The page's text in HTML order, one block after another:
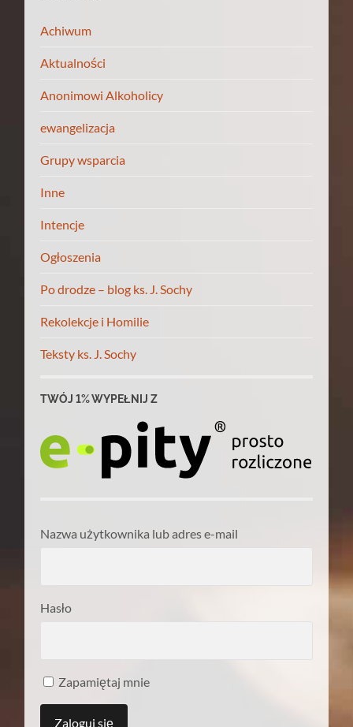
Achiwum
Aktualności
Anonimowi Alkoholicy
ewangelizacja
Grupy wsparcia
Inne
Intencje
Ogłoszenia
Po drodze – blog ks. J. Sochy
Rekolekcje i Homilie
Teksty ks. J. Sochy
TWÓJ 1% WYPEŁNIJ Z
Nazwa użytkownika lub adres e-mail
Hasło
Zapamiętaj mnie